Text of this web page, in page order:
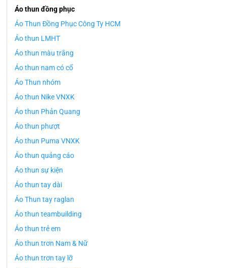
Áo thun đồng phục
Áo Thun Đồng Phục Công Ty HCM
Áo thun LMHT
Áo thun màu trắng
Áo thun nam có cổ
Áo Thun nhóm
Áo thun Nike VNXK
Áo thun Phản Quang
Áo thun phượt
Áo thun Puma VNXK
Áo thun quảng cáo
Áo thun sự kiện
Áo thun tay dài
Áo Thun tay raglan
Áo thun teambuilding
Áo thun trẻ em
Áo thun trơn Nam & Nữ
Áo thun trơn tay lỡ